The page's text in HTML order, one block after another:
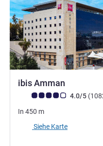
ibis Amman
Note Kundenmeinungen
4.0/5
In 450 m
Siehe Karte